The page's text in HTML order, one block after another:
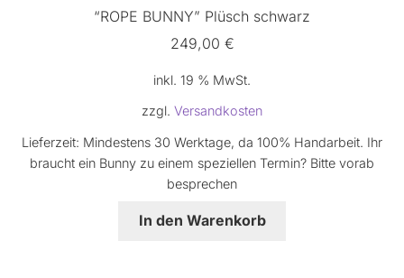
“ROPE BUNNY” Plüsch schwarz
249,00 €
inkl. 19 % MwSt.
zzgl. Versandkosten
Lieferzeit: Mindestens 30 Werktage, da 100% Handarbeit. Ihr
braucht ein Bunny zu einem speziellen Termin? Bitte vorab
besprechen
In den Warenkorb